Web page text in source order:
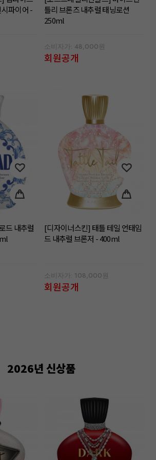
파이어 -
틀리 브론즈 내추럴 태닝로션
250ml
소비자가: 48,000원
회원공개
드 내추럴
[디자이너스킨] 태틀 테일 언태임
드 내추럴 브론저 - 400ml
소비자가: 108,000원
회원공개
2026년 신상품